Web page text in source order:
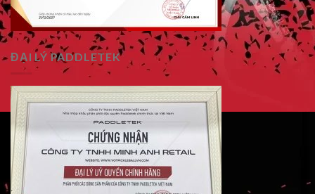
ĐẠI LÝ PADDLETEK